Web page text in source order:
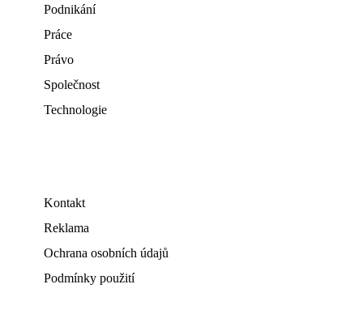
Podnikání
Práce
Právo
Společnost
Technologie
Kontakt
Reklama
Ochrana osobních údajů
Podmínky použití